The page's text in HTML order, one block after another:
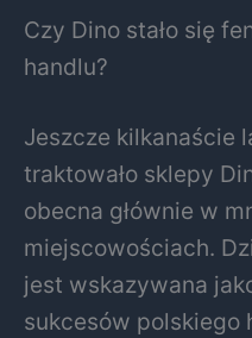
Czy Dino stało się
handlu?
Jeszcze kilkanaście
traktowało sklepy
obecna głównie w
miejscowościach.
jest wskazywana
sukcesów polskiego